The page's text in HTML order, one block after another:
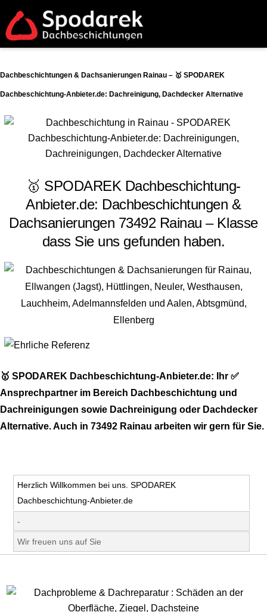
Dachbeschichtungen & Dachsanierungen Rainau – 🥇 SPODAREK
Dachbeschichtung-Anbieter.de: Dachreinigung, Dachdecker Alternative
🥇 SPODAREK Dachbeschichtung-
Anbieter.de: Dachbeschichtungen &
Dachsanierungen 73492 Rainau – Klasse
dass Sie uns gefunden haben.
🥇 SPODAREK Dachbeschichtung-Anbieter.de: Ihr ✅
Ansprechpartner im Bereich Dachbeschichtung und
Dachreinigungen sowie Dachreinigung oder Dachdecker
Alternative. Auch in 73492 Rainau arbeiten wir gern für Sie.
Herzlich Willkommen bei uns. SPODAREK
Dachbeschichtung-Anbieter.de
-
Wir freuen uns auf Sie